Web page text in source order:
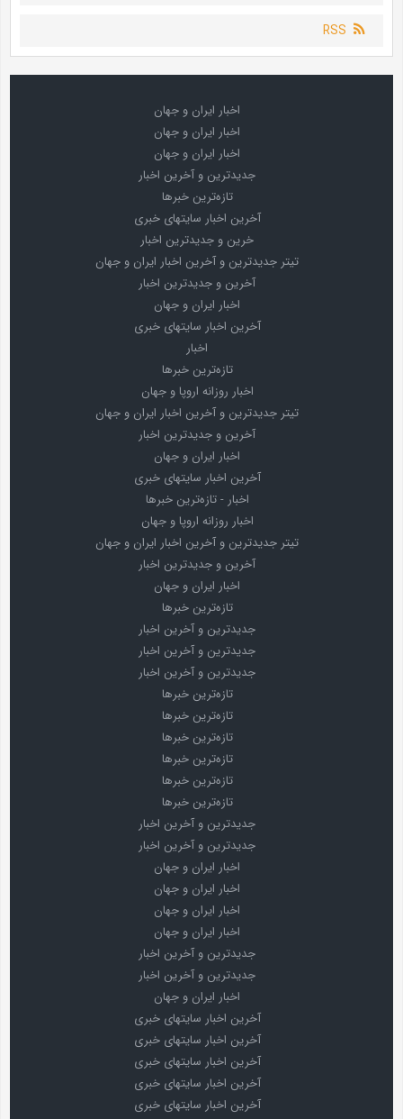
RSS
اخبار ایران و جهان
اخبار ایران و جهان
اخبار ایران و جهان
جدیدترین و آخرین اخبار
تازه‌ترین خبرها
آخرین اخبار سایتهای خبری
خرین و جدیدترین اخبار
تیتر جدیدترین و آخرین اخبار ایران و جهان
آخرین و جدیدترین اخبار
اخبار ایران و جهان
آخرین اخبار سایتهای خبری
اخبار
تازه‌ترین خبرها
اخبار روزانه اروپا و جهان
تیتر جدیدترین و آخرین اخبار ایران و جهان
آخرین و جدیدترین اخبار
اخبار ایران و جهان
آخرین اخبار سایتهای خبری
اخبار - تازه‌ترین خبرها
اخبار روزانه اروپا و جهان
تیتر جدیدترین و آخرین اخبار ایران و جهان
آخرین و جدیدترین اخبار
اخبار ایران و جهان
تازه‌ترین خبرها
جدیدترین و آخرین اخبار
جدیدترین و آخرین اخبار
جدیدترین و آخرین اخبار
تازه‌ترین خبرها
تازه‌ترین خبرها
تازه‌ترین خبرها
تازه‌ترین خبرها
تازه‌ترین خبرها
تازه‌ترین خبرها
جدیدترین و آخرین اخبار
جدیدترین و آخرین اخبار
اخبار ایران و جهان
اخبار ایران و جهان
اخبار ایران و جهان
اخبار ایران و جهان
جدیدترین و آخرین اخبار
جدیدترین و آخرین اخبار
اخبار ایران و جهان
آخرین اخبار سایتهای خبری
آخرین اخبار سایتهای خبری
آخرین اخبار سایتهای خبری
آخرین اخبار سایتهای خبری
آخرین اخبار سایتهای خبری